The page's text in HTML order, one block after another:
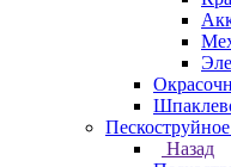
Назад